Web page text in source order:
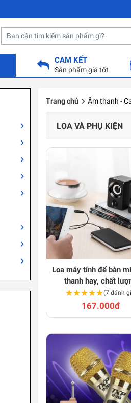
CAM KẾT
Sản phẩm giá tốt
Trang chủ Âm thanh -
LOA VÀ PHỤ KIỆN
Loa máy tính để bàn
thanh hay, chất
★★★★★
★★★★★(7 đánh
167.000đ